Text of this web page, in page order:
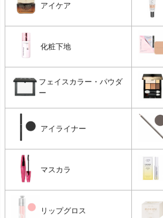
アイケア
化粧下地
フェイスカラー・パウダ
ー
アイライナー
マスカラ
リップグロス